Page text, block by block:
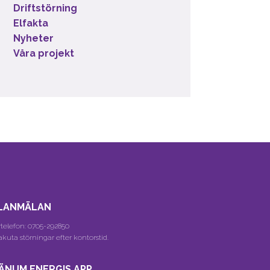
Driftstörning
Elfakta
Nyheter
Våra projekt
0705-292850
störningar efter kontorstid.